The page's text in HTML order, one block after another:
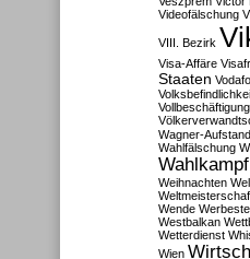
Videofälschung
VIII. Bezirk
Visa-Affäre
Staaten
Vollbeschäftigung
Wagner-Aufstand
Wahlfälschung
Wahlkampf
Weihnachten
Wende
Westbalkan
Wetterdienst
Wien